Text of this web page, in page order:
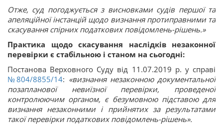
Отже, суд погоджується з висновками судів першої та
апеляційної інстанцій щодо визнання протиправними та
скасування спірних податкових повідомлень-рішень.»
Практика щодо скасування наслідків незаконної
перевірки є стабільною і станом на сьогодні:
Постанова Верховного Суду від 11.07.2019 р. у справі
№804/8855/14: «визнання незаконною документальної
позапланової невиїзної перевірки, проведеної
контролюючим органом, є безумовною підставою для
визнання незаконними і прийнятих за результатами
такої перевірки податкових повідомлень-рішень».